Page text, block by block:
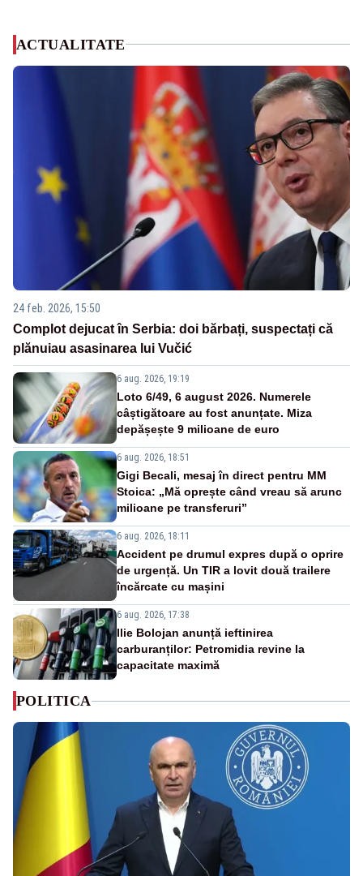
ACTUALITATE
24 feb. 2026, 15:50
Complot dejucat în Serbia: doi bărbați, suspectați că
plănuiau asasinarea lui Vučić
6 aug. 2026, 19:19
Loto 6/49, 6 august 2026. Numerele
câștigătoare au fost anunțate. Miza
depășește 9 milioane de euro
6 aug. 2026, 18:51
Gigi Becali, mesaj în direct pentru MM
Stoica: „Mă oprește când vreau să arunc
milioane pe transferuri”
6 aug. 2026, 18:11
Accident pe drumul expres după o oprire
de urgență. Un TIR a lovit două trailere
încărcate cu mașini
6 aug. 2026, 17:38
Ilie Bolojan anunță ieftinirea
carburanților: Petromidia revine la
capacitate maximă
POLITICA